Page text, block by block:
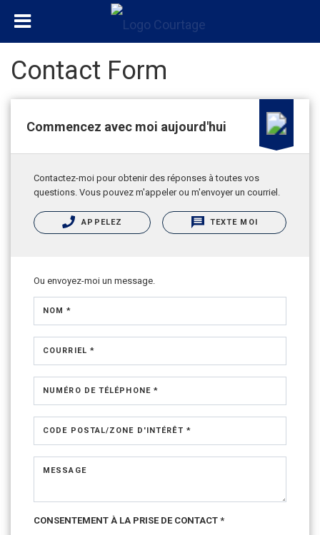
Contact Form
Commencez avec moi aujourd'hui
Contactez-moi pour obtenir des réponses à toutes vos
questions. Vous pouvez m'appeler ou m'envoyer un courriel.
APPELEZ TEXTE MOI
Ou envoyez-moi un message.
NOM *
COURRIEL *
NUMÉRO DE TÉLÉPHONE *
CODE POSTAL/ZONE D'INTÉRÊT *
MESSAGE
CONSENTEMENT À LA PRISE DE CONTACT *